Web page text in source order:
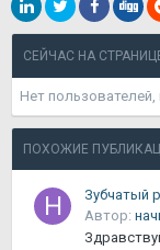
СЕЙЧАС НА
Нет
ПОХОЖИЕ
Зубчатый
Автор: